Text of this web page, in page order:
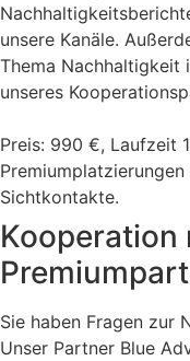
unsere Kanäle.
Thema Nachhaltigkeit
unseres
Preis: 990 €, Laufzeit
Sichtkontakte.
Kooperation
Sie haben Fragen zur
Unser Partner Blue